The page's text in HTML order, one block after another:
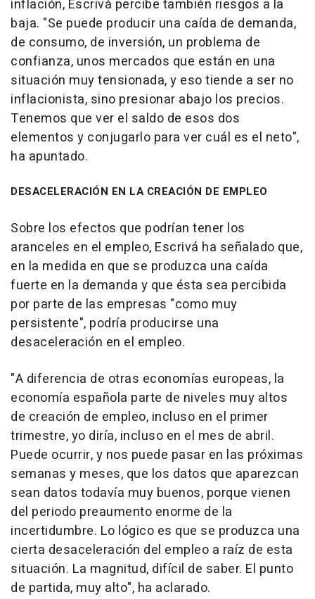
inflación, Escrivá percibe también riesgos a la
baja. "Se puede producir una caída de demanda,
de consumo, de inversión, un problema de
confianza, unos mercados que están en una
situación muy tensionada, y eso tiende a ser no
inflacionista, sino presionar abajo los precios.
Tenemos que ver el saldo de esos dos
elementos y conjugarlo para ver cuál es el neto",
ha apuntado.
DESACELERACIÓN EN LA CREACIÓN DE EMPLEO
Sobre los efectos que podrían tener los
aranceles en el empleo, Escrivá ha señalado que,
en la medida en que se produzca una caída
fuerte en la demanda y que ésta sea percibida
por parte de las empresas "como muy
persistente", podría producirse una
desaceleración en el empleo.
"A diferencia de otras economías europeas, la
economía española parte de niveles muy altos
de creación de empleo, incluso en el primer
trimestre, yo diría, incluso en el mes de abril.
Puede ocurrir, y nos puede pasar en las próximas
semanas y meses, que los datos que aparezcan
sean datos todavía muy buenos, porque vienen
del periodo preaumento enorme de la
incertidumbre. Lo lógico es que se produzca una
cierta desaceleración del empleo a raíz de esta
situación. La magnitud, difícil de saber. El punto
de partida, muy alto", ha aclarado.